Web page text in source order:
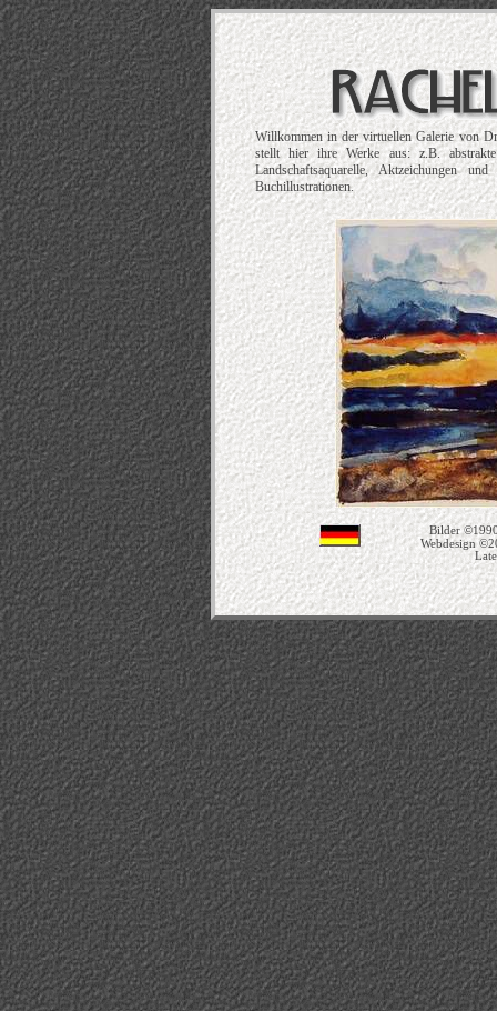
Willkommen in der virtuellen Galerie von
stellt hier ihre Werke aus: z.B.
Landschaftsaquarelle, Aktzeichungen
Buchillustrationen.
Bilder
Webdesign